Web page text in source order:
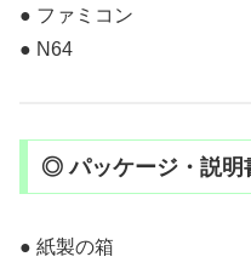
● ファミコン
● N64
◎ パッケージ・説明
● 紙製の箱